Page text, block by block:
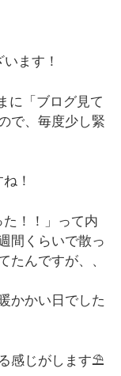
ます！
に「ブログ見て
で、毎度少し緊
！
！！」って内
間くらいで散っ
たんですが、、
かかい日でした
感じがします⛱